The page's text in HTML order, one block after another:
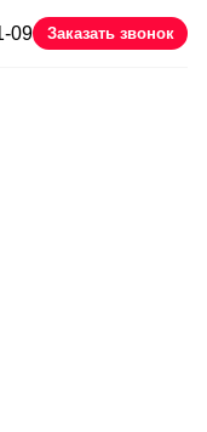
09 Заказать звонок